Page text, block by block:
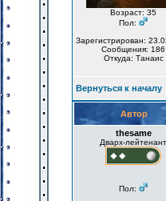
Возраст: 35
Пол:
Зарегистрирован:
Сообщения: 186
Откуда: Танаис
Вернуться к началу
Автор
thesame
Дварх-лейтенант
Пол: